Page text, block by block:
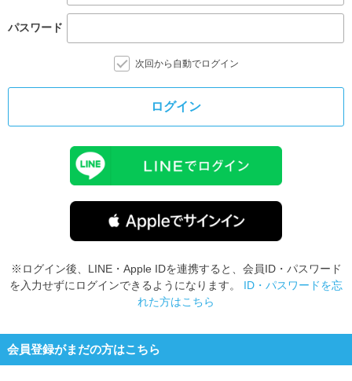
パスワード
次回から自動でログイン
ログイン
※ログイン後、LINE・Apple IDを連携すると、会員ID・パスワード
を入力せずにログインできるようになります。 ID・パスワードを忘
れた方はこちら
会員登録がまだの方はこちら